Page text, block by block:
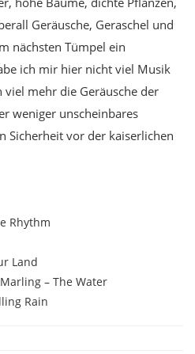
Geräusche, Geraschel und
nächsten Tümpel ein
ich mir hier nicht viel Musik
mehr die Geräusche der
weniger unscheinbares
Sicherheit vor der kaiserlichen
Rhythm
Land
– The Water
Rain